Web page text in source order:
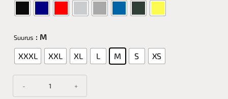
Suurus : M
XXXL
XXL XL L M S XS